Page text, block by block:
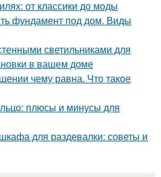
от классики до моды
фундамент под дом. Виды
светильниками для
в вашем доме
чему равна. Что такое
плюсы и минусы для
для раздевалки: советы и